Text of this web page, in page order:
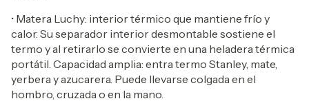
• Matera Luchy: interior térmico que mantiene frío y
calor. Su separador interior desmontable sostiene el
termo y al retirarlo se convierte en una heladera térmica
portátil. Capacidad amplia: entra termo Stanley, mate,
yerbera y azucarera. Puede llevarse colgada en el
hombro, cruzada o en la mano.